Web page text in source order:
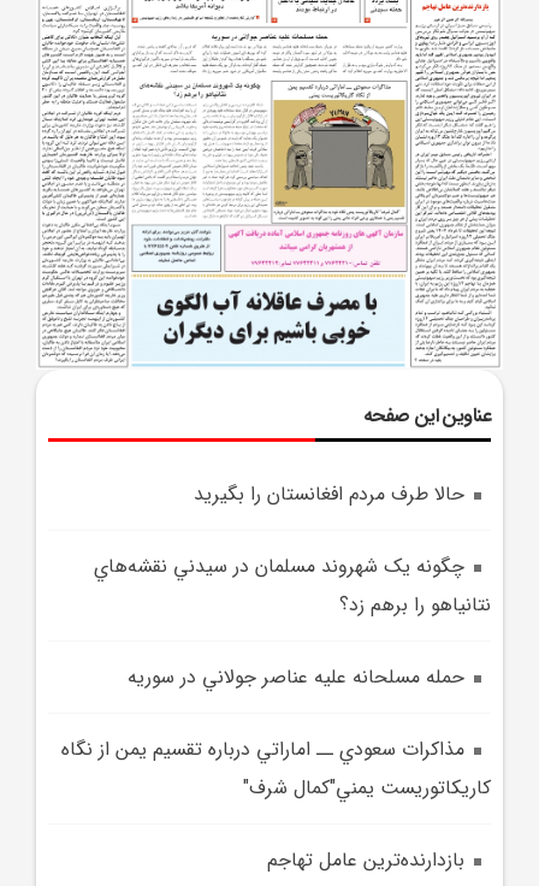
عناوین این صفحه
حالا طرف مردم افغانستان را بگيريد
چگونه يک شهروند مسلمان در سيدني نقشه‌هاي
نتانياهو را برهم زد؟
حمله مسلحانه عليه عناصر جولاني در سوريه
مذاکرات سعودي ــ اماراتي درباره تقسيم يمن از نگاه
کاريکاتوريست يمني"کمال شرف"
بازدارنده‌ترين عامل تهاجم